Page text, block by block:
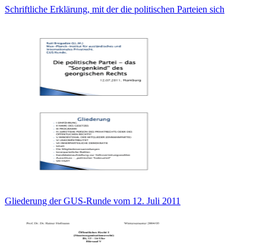
Schriftliche Erklärung, mit der die politischen Parteien sich
Gliederung der GUS-Runde vom 12. Juli 2011